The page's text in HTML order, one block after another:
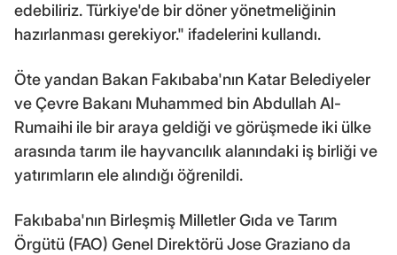
edebiliriz. Türkiye'de bir döner yönetmeliğinin
hazırlanması gerekiyor." ifadelerini kullandı.
Öte yandan Bakan Fakıbaba'nın Katar Belediyeler
ve Çevre Bakanı Muhammed bin Abdullah Al-
Rumaihi ile bir araya geldiği ve görüşmede iki ülke
arasında tarım ile hayvancılık alanındaki iş birliği ve
yatırımların ele alındığı öğrenildi.
Fakıbaba'nın Birleşmiş Milletler Gıda ve Tarım
Örgütü (FAO) Genel Direktörü Jose Graziano da